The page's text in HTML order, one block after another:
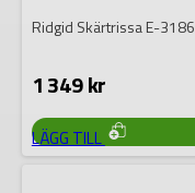
Ridgid Skärtrissa E-3186
1 349kr
LÄGG TILL